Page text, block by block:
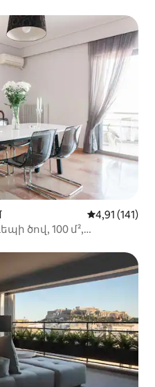
տները
Միջին
4,91 (141)
ծով, 100 մ²,
տները